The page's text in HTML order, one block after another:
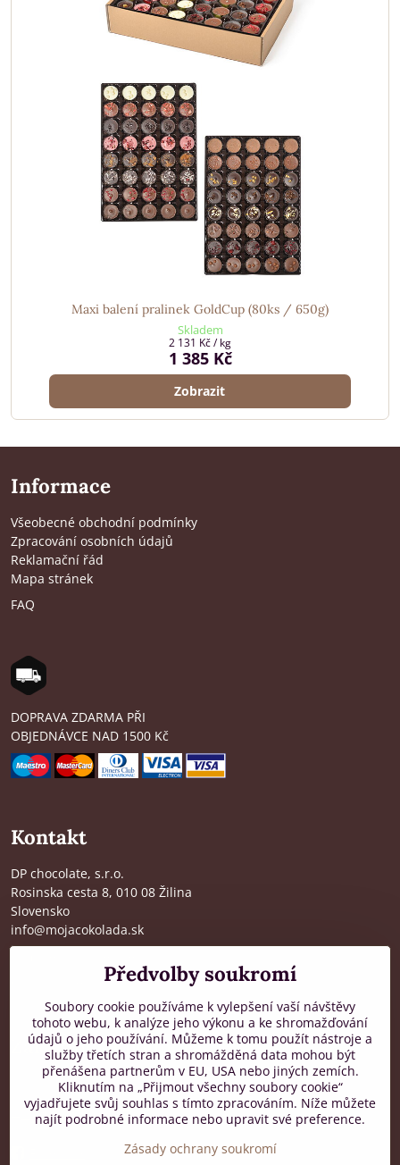
Maxi balení pralinek GoldCup (80ks / 650g)
Skladem
1 385 Kč
2 131 Kč/ kg
Zobrazit
Informace
Všeobecné obchodní podmínky
Zpracování osobních údajů
Reklamační řád
Mapa stránek
FAQ
DOPRAVA ZDARMA PŘI
OBJEDNÁVCE NAD 1500 Kč
Kontakt
DP chocolate, s.r.o.
Rosinska cesta 8, 010 08 Žilina
Slovensko
info@mojacokolada.sk
Kde nás najdete
Zákaznická podpora
od 8:00 do 16:00, PO-PÁ
+421 917 436 795
Předvolby soukromí
Soubory cookie používáme k vylepšení vaší návštěvy
tohoto webu, k analýze jeho výkonu a ke shromažďování
údajů o jeho používání. Můžeme k tomu použít nástroje a
služby třetích stran a shromážděná data mohou být
přenášena partnerům v EU, USA nebo jiných zemích.
Kliknutím na „Přijmout všechny soubory cookie“
vyjadřujete svůj souhlas s tímto zpracováním. Níže můžete
najít podrobné informace nebo upravit své preference.
Zásady ochrany soukromí